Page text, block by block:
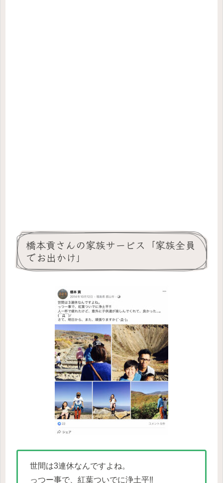
橋本貢さんの家族サービス「家族全員
でお出かけ」
世間は3連休なんですよね。
っつー事で、紅葉ついでに浄土平‼︎